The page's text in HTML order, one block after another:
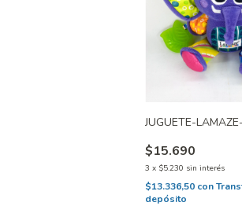
JUGUETE-
$15.690
3 x $5.230 sin interés
$13.336,50 con
depósito